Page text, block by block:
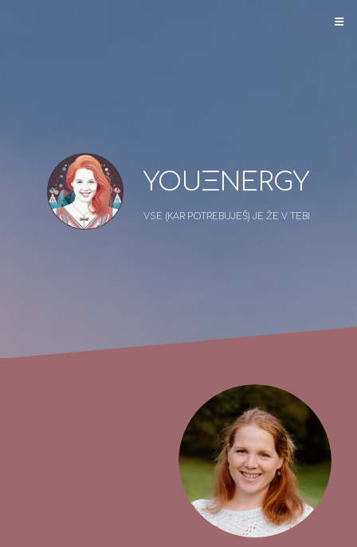
YOUΞNERGY
VSE (KAR POTREBUJEŠ) JE ŽE V TEBI